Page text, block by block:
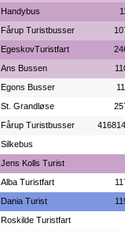
Handybus
Fårup Turistbusser
EgeskovTuristfart
Ans Bussen
Egons Busser
St. Grandløse
Fårup Turistbusser
Silkebus
Jens Kolls Turist
Alba Turistfart
Dania Turist
Roskilde Turistfart